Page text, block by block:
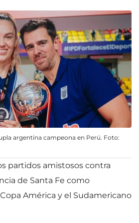
argentina campeona en Perú. Foto:
partidos amistosos contra
de Santa Fe como
América y el Sudamericano